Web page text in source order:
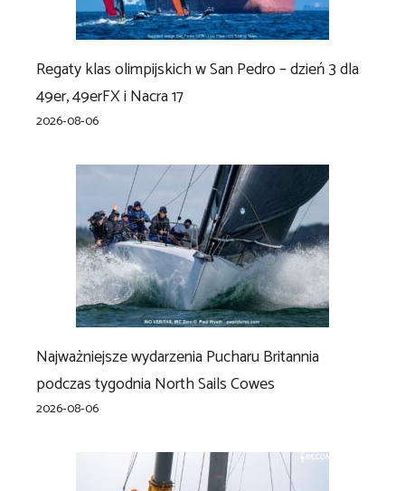
Regaty klas olimpijskich w San Pedro – dzień 3 dla
49er, 49erFX i Nacra 17
2026-08-06
Najważniejsze wydarzenia Pucharu Britannia
podczas tygodnia North Sails Cowes
2026-08-06